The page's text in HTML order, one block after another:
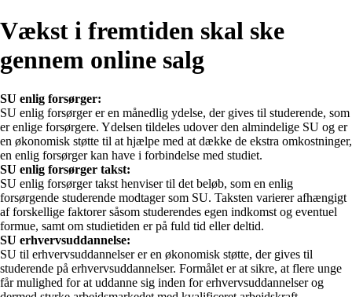
Vækst i fremtiden skal ske
gennem online salg
SU enlig forsørger:
SU enlig forsørger er en månedlig ydelse, der gives til studerende, som
er enlige forsørgere. Ydelsen tildeles udover den almindelige SU og er
en økonomisk støtte til at hjælpe med at dække de ekstra omkostninger,
en enlig forsørger kan have i forbindelse med studiet.
SU enlig forsørger takst:
SU enlig forsørger takst henviser til det beløb, som en enlig
forsørgende studerende modtager som SU. Taksten varierer afhængigt
af forskellige faktorer såsom studerendes egen indkomst og eventuel
formue, samt om studietiden er på fuld tid eller deltid.
SU erhvervsuddannelse:
SU til erhvervsuddannelser er en økonomisk støtte, der gives til
studerende på erhvervsuddannelser. Formålet er at sikre, at flere unge
får mulighed for at uddanne sig inden for erhvervsuddannelser og